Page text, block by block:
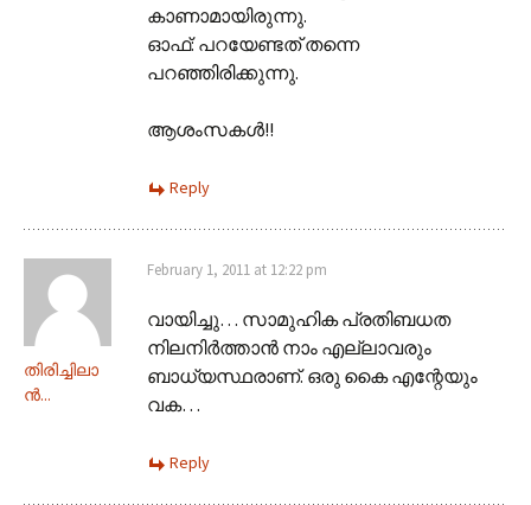
കാണാമായിരുന്നു.
ഓഫ്‌: പറയേണ്ടത് തന്നെ
പറഞ്ഞിരിക്കുന്നു.
ആശംസകള്‍!!
Reply
തിരിച്ചിലാ
ന്‍...
February 1, 2011 at 12:22 pm
വായിച്ചു… സാമുഹിക പ്രതിബധത
നിലനിര്‍ത്താന്‍ നാം എല്ലാവരും
ബാധ്യസ്ഥരാണ്. ഒരു കൈ എന്റേയും
വക…
Reply